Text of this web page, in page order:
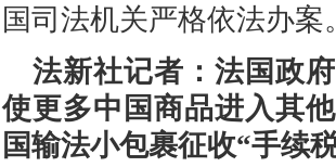
国司法机关严格依法办案
法新社记者：法国政
使更多中国商品进入其
国输法小包裹征收“手续